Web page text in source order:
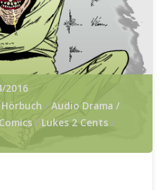
2016
/ Audio Drama /
Comics / Lukes 2 Cents /